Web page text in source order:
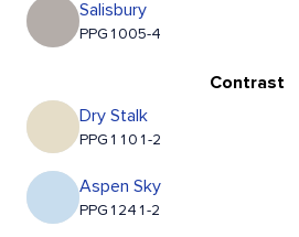
Salisbury
PPG1005-4
Contrast
Dry Stalk
PPG1101-2
Aspen Sky
PPG1241-2